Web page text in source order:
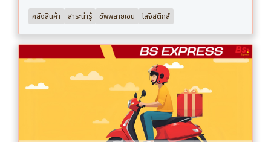
คลังสินค้า สาระน่ารู้ ซัพพลายเชน โลจิสติกส์